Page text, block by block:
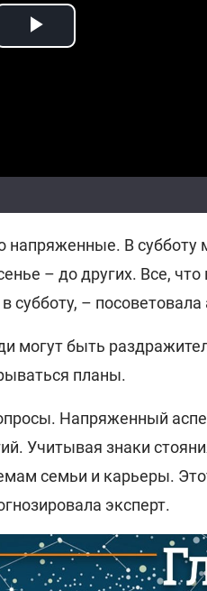
напряженные. В субботу
– до других. Все, что
субботу, – посоветовала
могут быть
планы.
Напряженный
Учитывая знаки
семьи и карьеры.
эксперт.